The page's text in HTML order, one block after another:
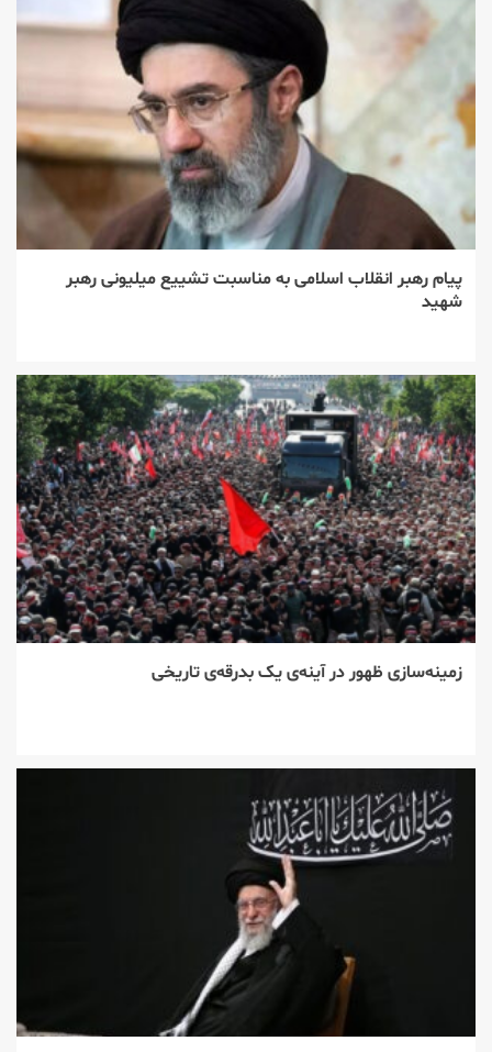
پیام رهبر انقلاب اسلامی به مناسبت تشییع میلیونی رهبر
شهید
زمینه‌سازی ظهور در آینه‌ی یک بدرقه‌ی تاریخی